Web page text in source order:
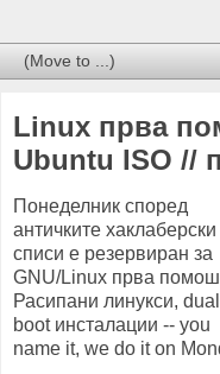
Linux прва
Ubuntu ISO //
Понеделник според
античките хаклаберски
списи е резервиран за
GNU/Linux прва
Расипани линукси,
boot инсталации -- you
name it, we do it on